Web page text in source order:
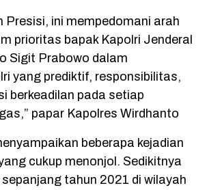
Presisi, ini mempedomani arah
prioritas bapak Kapolri Jenderal
Sigit Prabowo dalam
yang prediktif, responsibilitas,
berkeadilan pada setiap
papar Kapolres Wirdhanto
beberapa kejadian
cukup menonjol. Sedikitnya
tahun 2021 di wilayah